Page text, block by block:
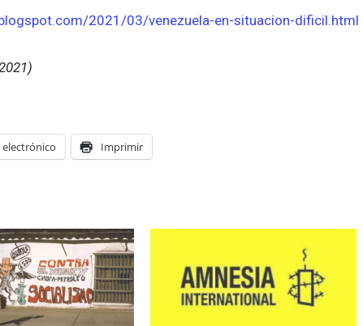
2021/03/venezuela-en-situacion-dificil.html
Imprimir